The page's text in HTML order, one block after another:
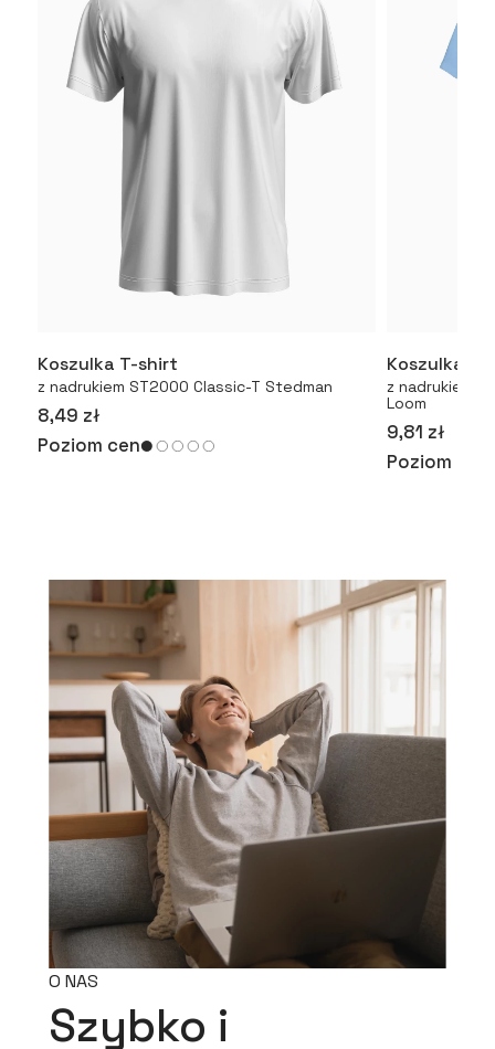
Koszulka T-shirt
z nadrukiem ST2000 Classic-T Stedman
8,49 zł
Poziom cen
Koszulka
z nadrukiem
Loom
9,81 zł
Poziom cen
O NAS
Szybko i